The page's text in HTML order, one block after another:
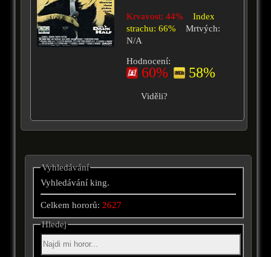
Krvavost: 44%
Index
strachu: 66%
Mrtvých:
N/A
Hodnocení:
60% 58%
Viděli?
Vyhledávání
Vyhledávání king.
Celkem hororů:2627
Hledej